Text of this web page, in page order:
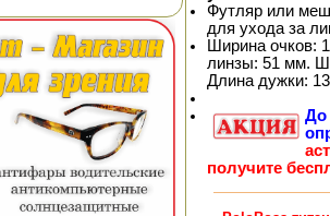
Футляр или
для ухода за
Ширина очков:
линзы: 51 мм.
Длина дужки:
До
получите